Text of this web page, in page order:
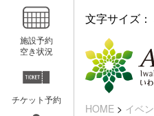
施設予約
空き状況
チケット予約
文字サイズ：
HOME> イベ